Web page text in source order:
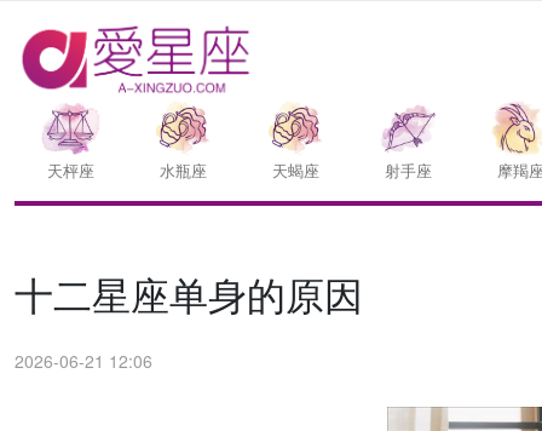
天枰座 水瓶座 天蝎座 射手座 摩羯
十二星座单身的原因
2026-06-21 12:06